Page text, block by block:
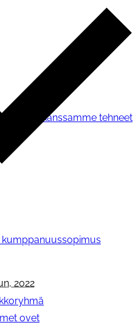
kanssamme tehneet
2022
ovet